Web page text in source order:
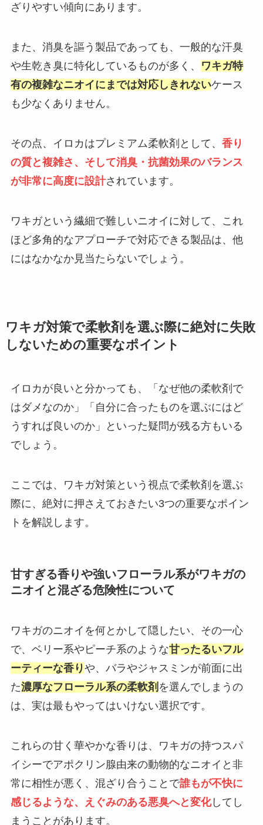
ざりやすい傾向にあります。
また、消臭を謳う製品であっても、一般的な汗臭
や生乾き臭に特化しているものが多く、
ワキガ特
有の複雑なニオイにまでは対応しきれないケース
も少なくありません。
その点、イロカはプレミアム柔軟剤として、 香り
の質と複雑さ、そして消臭・抗菌効果のバランス
が非常に高度に設計されています。
ワキガという繊細で難しいニオイに対して、これ
ほど多角的なアプローチで対応できる製品は、他
にはなかなか見当たらないでしょう。
ワキガ対策で柔軟剤を選ぶ際に絶対に失敗
しないための重要なポイント
イロカが良いと分かっても、「なぜ他の柔軟剤で
はダメなのか」「自分に合ったものを選ぶにはど
うすれば良いのか」といった疑問が残る方もいる
でしょう。
ここでは、ワキガ対策という視点で柔軟剤を選ぶ
際に、絶対に押さえておきたい3つの重要なポイン
トを解説します。
甘すぎる香りや強いフローラル系がワキガの
ニオイと混ざる危険性について
ワキガのニオイを何とかして隠したい、その一心
で、ベリー系やピーチ系のような甘ったるいフル
ーティーな香りや、バラやジャスミンが前面に出
た濃厚なフローラル系の柔軟剤 を選んでしまうの
は、実は最もやってはいけない選択です。
これらの甘く華やかな香りは、ワキガの持つスパ
イシーでアポクリン腺由来の動物的なニオイと非
常に相性が悪く、混ざり合うことで誰もが不快に
感じるような、えぐみのある悪臭へと変化してし
まうことがあります。